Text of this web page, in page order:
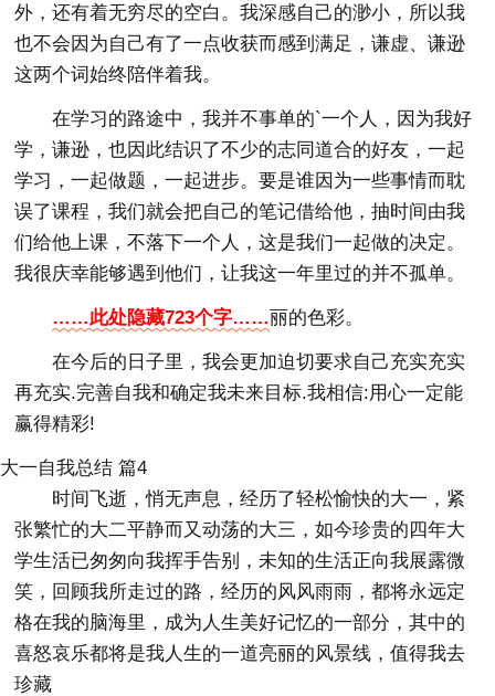
外，还有着无穷尽的空白。我深感自己的渺小，所以我
也不会因为自己有了一点收获而感到满足，谦虚、谦逊
这两个词始终陪伴着我。
在学习的路途中，我并不事单的`一个人，因为我好
学，谦逊，也因此结识了不少的志同道合的好友，一起
学习，一起做题，一起进步。要是谁因为一些事情而耽
误了课程，我们就会把自己的笔记借给他，抽时间由我
们给他上课，不落下一个人，这是我们一起做的决定。
我很庆幸能够遇到他们，让我这一年里过的并不孤单。
……此处隐藏723个字……丽的色彩。
在今后的日子里，我会更加迫切要求自己充实充实
再充实.完善自我和确定我未来目标.我相信:用心一定能
赢得精彩!
大一自我总结 篇4
时间飞逝，悄无声息，经历了轻松愉快的大一，紧
张繁忙的大二平静而又动荡的大三，如今珍贵的四年大
学生活已匆匆向我挥手告别，未知的生活正向我展露微
笑，回顾我所走过的路，经历的风风雨雨，都将永远定
格在我的脑海里，成为人生美好记忆的一部分，其中的
喜怒哀乐都将是我人生的一道亮丽的风景线，值得我去
珍藏